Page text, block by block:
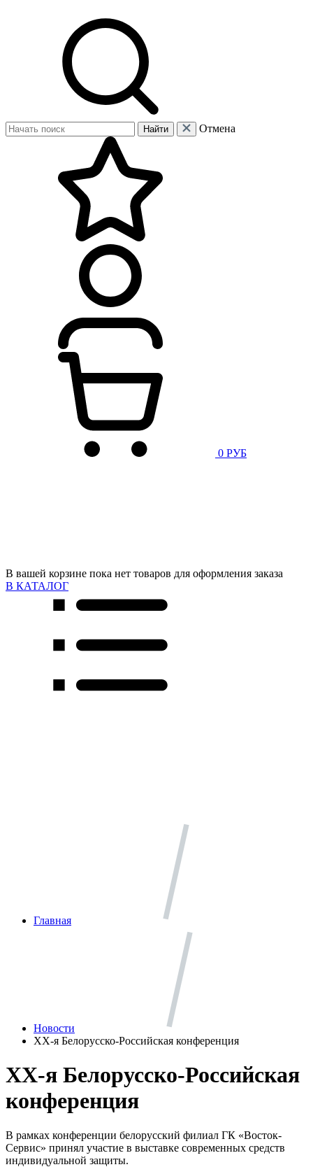
Найти Отмена
0 РУБ
В вашей корзине пока нет товаров для оформления заказа
В КАТАЛОГ
Главная
Новости
ХХ-я Белорусско-Российская конференция
ХХ-я Белорусско-Российская
конференция
В рамках конференции белорусский филиал ГК «Восток-
Сервис» принял участие в выставке современных средств
индивидуальной защиты.